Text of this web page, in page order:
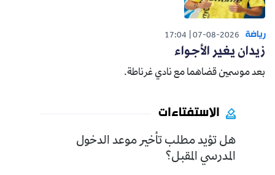
رياضة 07-08-2026
17:04
زيدان يغير الأجواء
بعد موسمين قضاهما مع نادي غرناطة.
الاستفتاءات
هل تؤيد مطلب تأخير موعد الدخول
المدرسي المقبل؟